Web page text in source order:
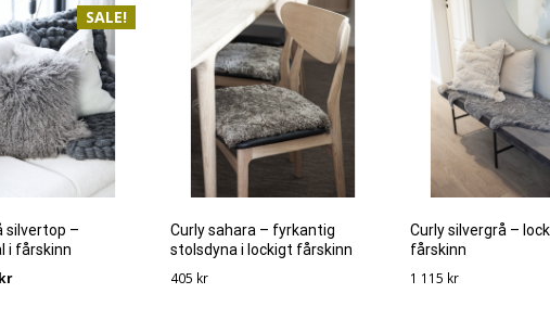
SALE!
silvertop –
i fårskinn
krDet
Curly sahara – fyrkantig
stolsdyna i lockigt fårskinn
405 kr
Curly silvergrå –
fårskinn
1 115 kr